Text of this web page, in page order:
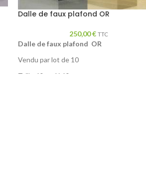
Dalle de faux plafond OR
250,00€ TTC
Dalle de faux plafond OR
Vendu par lot de 10
Taille 60 cm X 60 cm